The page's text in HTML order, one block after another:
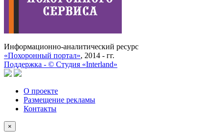
Информационно-аналитический ресурс
«Похоронный портал», 2014 - гг.
Поддержка - © Cтудия «Interland»
О проекте
Размещение рекламы
Контакты
×